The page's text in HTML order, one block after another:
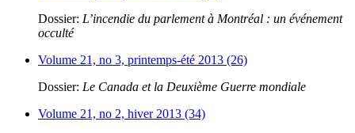
Dossier: L’incendie du parlement à Montréal : un événement
occulté
Volume 21, no 3, printemps-été 2013 (26)
Dossier: Le Canada et la Deuxième Guerre mondiale
Volume 21, no 2, hiver 2013 (34)